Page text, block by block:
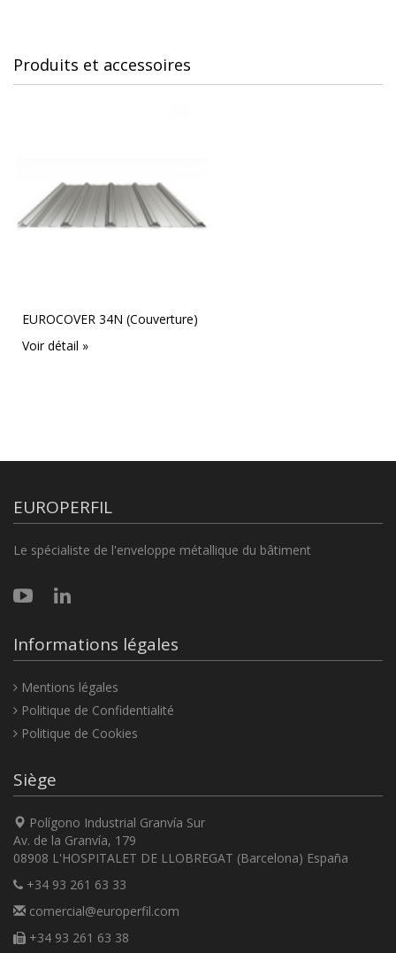
Produits et accessoires
EUROCOVER 34N (Couverture)
Voir détail »
EUROPERFIL
Le spécialiste de l'enveloppe métallique du bâtiment
Informations légales
Mentions légales
Politique de Confidentialité
Politique de Cookies
Siège
Polígono Industrial Granvía Sur
Av. de la Granvía, 179
08908 L'HOSPITALET DE LLOBREGAT (Barcelona) España
+34 93 261 63 33
comercial@europerfil.com
+34 93 261 63 38